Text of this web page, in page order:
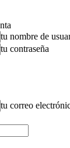
tu nombre de
tu contraseña
tu correo